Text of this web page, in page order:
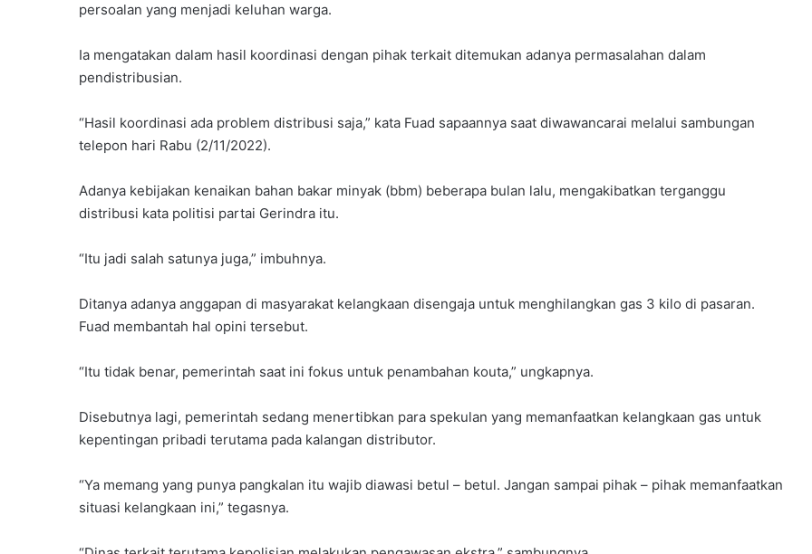
persoalan yang menjadi keluhan warga.
Ia mengatakan dalam hasil koordinasi dengan pihak terkait ditemukan adanya permasalahan dalam
pendistribusian.
“Hasil koordinasi ada problem distribusi saja,” kata Fuad sapaannya saat diwawancarai melalui sambungan
telepon hari Rabu (2/11/2022).
Adanya kebijakan kenaikan bahan bakar minyak (bbm) beberapa bulan lalu, mengakibatkan terganggu
distribusi kata politisi partai Gerindra itu.
“Itu jadi salah satunya juga,” imbuhnya.
Ditanya adanya anggapan di masyarakat kelangkaan disengaja untuk menghilangkan gas 3 kilo di pasaran.
Fuad membantah hal opini tersebut.
“Itu tidak benar, pemerintah saat ini fokus untuk penambahan kouta,” ungkapnya.
Disebutnya lagi, pemerintah sedang menertibkan para spekulan yang memanfaatkan kelangkaan gas untuk
kepentingan pribadi terutama pada kalangan distributor.
“Ya memang yang punya pangkalan itu wajib diawasi betul – betul. Jangan sampai pihak – pihak memanfaatkan
situasi kelangkaan ini,” tegasnya.